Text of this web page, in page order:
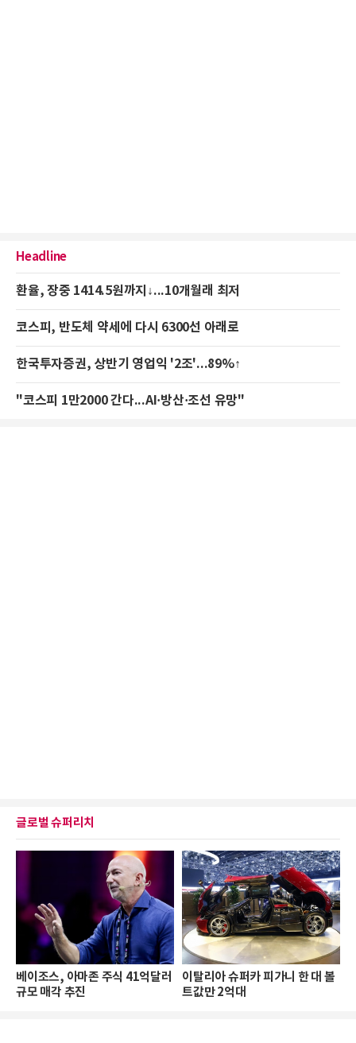
Headline
환율, 장중 1414.5원까지↓...10개월래 최저
코스피, 반도체 약세에 다시 6300선 아래로
한국투자증권, 상반기 영업익 '2조'...89%↑
"코스피 1만2000 간다...AI·방산·조선 유망"
글로벌 슈퍼리치
베이조스, 아마존 주식 41억달러
규모 매각 추진
이탈리아 슈퍼카 피가니 한 대 볼
트값만 2억대